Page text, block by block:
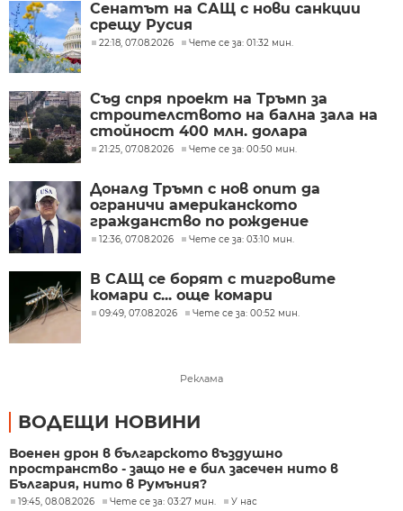
Сенатът на САЩ с нови санкции
срещу Русия
22:18, 07.08.2026 Чете се за: 01:32 мин.
Съд спря проект на Тръмп за
строителството на бална зала на
стойност 400 млн. долара
21:25, 07.08.2026 Чете се за: 00:50 мин.
Доналд Тръмп с нов опит да
ограничи американското
гражданство по рождение
12:36, 07.08.2026 Чете се за: 03:10 мин.
В САЩ се борят с тигровите
комари с... още комари
09:49, 07.08.2026 Чете се за: 00:52 мин.
Реклама
ВОДЕЩИ НОВИНИ
Военен дрон в българското въздушно
пространство - защо не е бил засечен нито в
България, нито в Румъния?
19:45, 08.08.2026 Чете се за: 03:27 мин. У нас